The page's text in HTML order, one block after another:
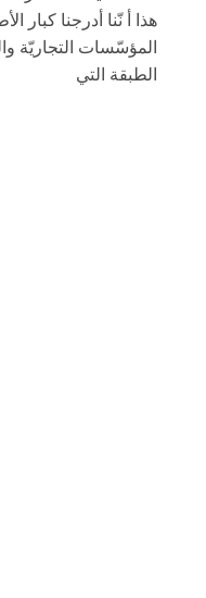
هذا أ نّنا أدرجنا كبار
المؤسّسات التجاريّة
الطبقة التي‏